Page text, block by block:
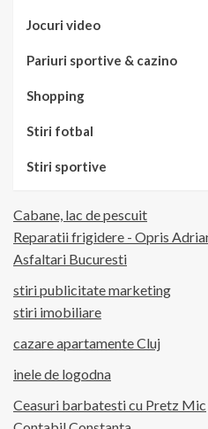
Jocuri video
Pariuri sportive & cazino
Shopping
Stiri fotbal
Stiri sportive
Cabane, lac de pescuit
Reparatii frigidere - Opris
Asfaltari Bucuresti
stiri publicitate marketing
stiri imobiliare
cazare apartamente Cluj
inele de logodna
Ceasuri barbatesti cu Pretz Mic